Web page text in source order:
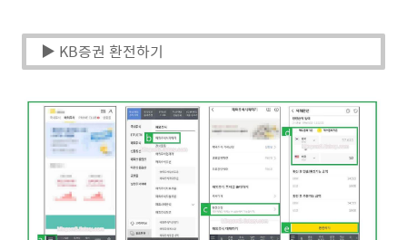
▶ KB증권 환전하기